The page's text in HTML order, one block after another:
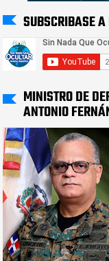
SUBSCRIBASE
MINISTRO DE
ANTONIO